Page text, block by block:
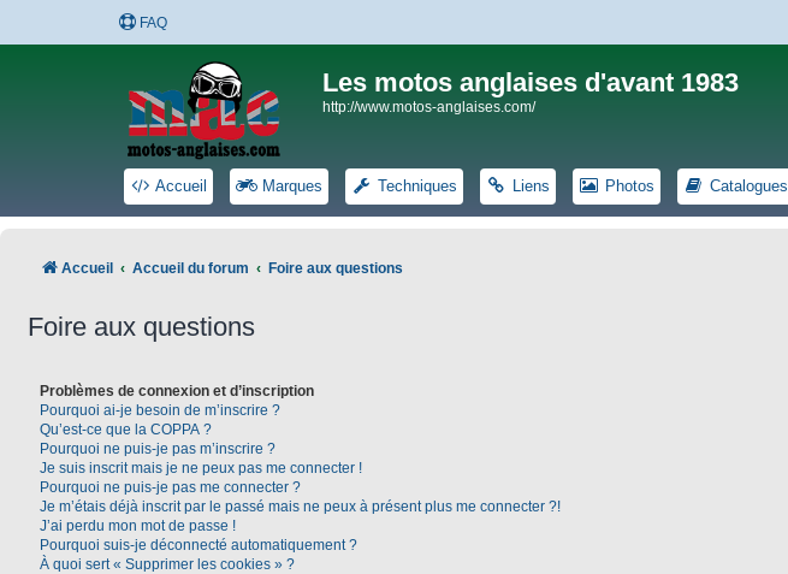
FAQ
Les motos anglaises d'avant 1983
http://www.motos-anglaises.com/
Accueil Marques Techniques Liens Photos Catalogues
Accueil Accueil du forum Foire aux questions
Foire aux questions
Problèmes de connexion et d’inscription
Pourquoi ai-je besoin de m’inscrire ?
Qu’est-ce que la COPPA ?
Pourquoi ne puis-je pas m’inscrire ?
Je suis inscrit mais je ne peux pas me connecter !
Pourquoi ne puis-je pas me connecter ?
Je m’étais déjà inscrit par le passé mais ne peux à présent plus me connecter ?!
J’ai perdu mon mot de passe !
Pourquoi suis-je déconnecté automatiquement ?
À quoi sert « Supprimer les cookies » ?